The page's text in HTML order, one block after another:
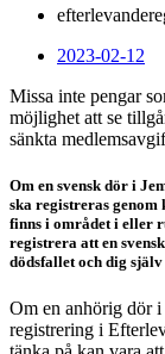
2023-02-12
Missa inte pengar
möjlighet att se
sänkta
Om en svensk dör i
ska registreras genom
finns i området i eller
registrera att en
dödsfallet och dig
Om en anhörig dör i
registrering i